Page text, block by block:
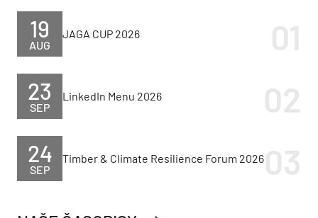
AUG
19 JAGA CUP 2026
SEP
23 LinkedIn Menu 2026
SEP
24 Timber & Climate Resilience Forum 2026